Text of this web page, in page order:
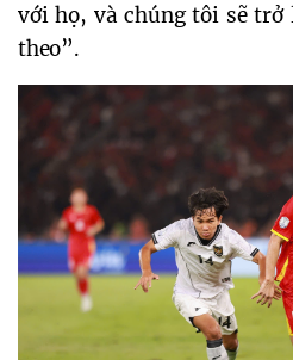
với họ, và chúng tôi sẽ
theo”.